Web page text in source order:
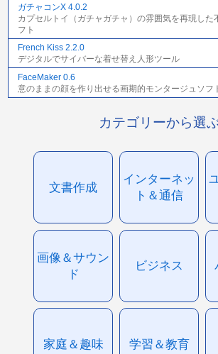
ガチャコンX 4.0.2
カプセルトイ（ガチャガチャ）の雰囲気を再現した
フト
French Kiss 2.2.0
デジタルでサイバーな着せ替え人形ツール
FaceMaker 0.6
意のままの顔を作り出せる画期的モンタージュソフ
カテゴリーから選
文書作成
インターネッ
ト＆通信
画像＆サウン
ド
ビジネス
家庭＆趣味 学習＆教育